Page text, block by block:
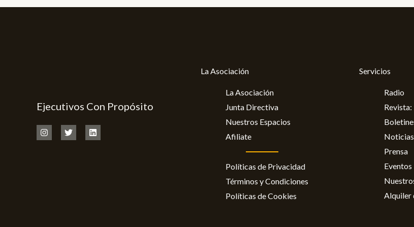
Ejecutivos Con Propósito
La Asociación
La Asociación
Junta Directiva
Nuestros Espacios
Afiliate
Políticas de Privacidad
Términos y Condiciones
Políticas de Cookies
Servicios
Radio
Noticias
Prensa
Eventos
Alquiler